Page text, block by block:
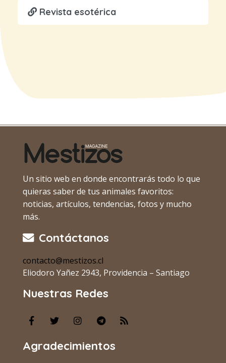
Revista esotérica
Un sitio web en donde encontrarás todo lo que
quieras saber de tus animales favoritos:
noticias, artículos, tendencias, fotos y mucho
más.
Contáctanos
contacto@mestizos.cl
Eliodoro Yañez 2943, Providencia – Santiago
Nuestras Redes
Agradecimientos